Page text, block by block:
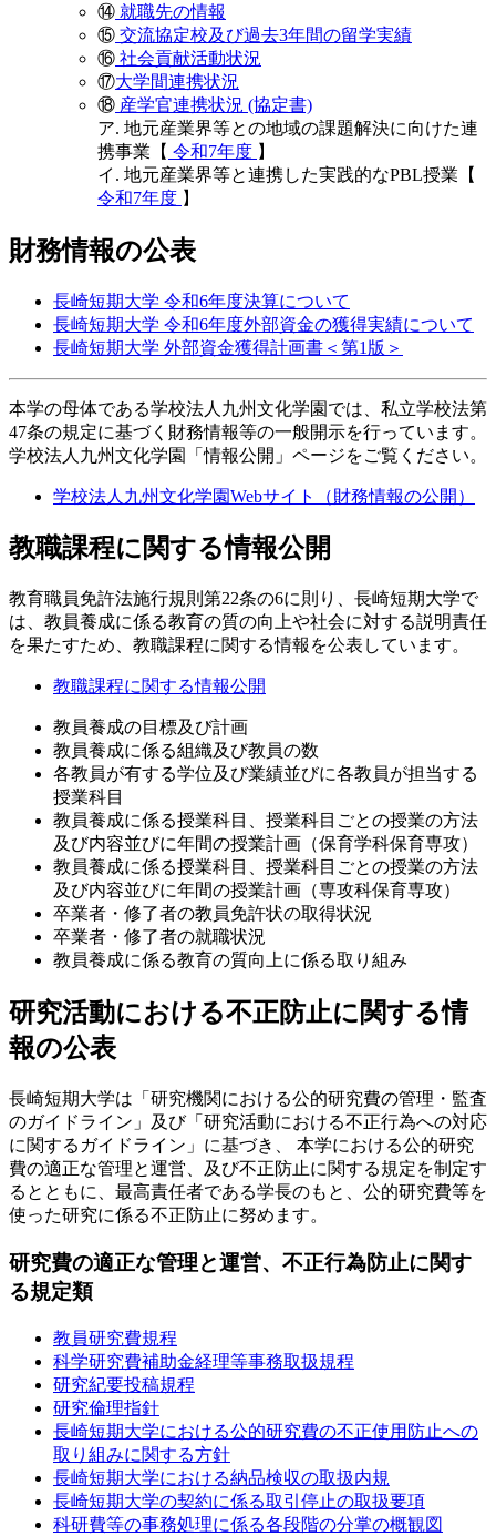
⑭ 就職先の情報
⑮ 交流協定校及び過去3年間の留学実績
⑯ 社会貢献活動状況
⑰大学間連携状況
⑱ 産学官連携状況 (協定書)
ア. 地元産業界等との地域の課題解決に向けた連
携事業【 令和7年度 】
イ. 地元産業界等と連携した実践的なPBL授業【
令和7年度 】
財務情報の公表
長崎短期大学 令和6年度決算について
長崎短期大学 令和6年度外部資金の獲得実績について
長崎短期大学 外部資金獲得計画書＜第1版＞
本学の母体である学校法人九州文化学園では、私立学校法第
47条の規定に基づく財務情報等の一般開示を行っています。
学校法人九州文化学園「情報公開」ページをご覧ください。
学校法人九州文化学園Webサイト（財務情報の公開）
教職課程に関する情報公開
教育職員免許法施行規則第22条の6に則り、長崎短期大学で
は、教員養成に係る教育の質の向上や社会に対する説明責任
を果たすため、教職課程に関する情報を公表しています。
教職課程に関する情報公開
教員養成の目標及び計画
教員養成に係る組織及び教員の数
各教員が有する学位及び業績並びに各教員が担当する
授業科目
教員養成に係る授業科目、授業科目ごとの授業の方法
及び内容並びに年間の授業計画（保育学科保育専攻）
教員養成に係る授業科目、授業科目ごとの授業の方法
及び内容並びに年間の授業計画（専攻科保育専攻）
卒業者・修了者の教員免許状の取得状況
卒業者・修了者の就職状況
教員養成に係る教育の質向上に係る取り組み
研究活動における不正防止に関する情
報の公表
長崎短期大学は「研究機関における公的研究費の管理・監査
のガイドライン」及び「研究活動における不正行為への対応
に関するガイドライン」に基づき、 本学における公的研究
費の適正な管理と運営、及び不正防止に関する規定を制定す
るとともに、最高責任者である学長のもと、公的研究費等を
使った研究に係る不正防止に努めます。
研究費の適正な管理と運営、不正行為防止に関す
る規定類
教員研究費規程
科学研究費補助金経理等事務取扱規程
研究紀要投稿規程
研究倫理指針
長崎短期大学における公的研究費の不正使用防止への
取り組みに関する方針
長崎短期大学における納品検収の取扱内規
長崎短期大学の契約に係る取引停止の取扱要項
科研費等の事務処理に係る各段階の分掌の概観図